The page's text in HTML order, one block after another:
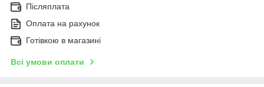
Післяплата
Оплата на рахунок
Готівкою в магазині
Всі умови оплати